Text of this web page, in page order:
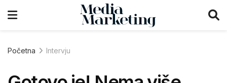
Početna Intervju